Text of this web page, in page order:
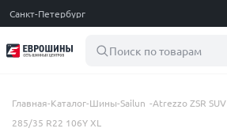
Санкт-Петербург
Поиск по товарам
Главная-Каталог-Шины-Sailun -Atrezzo ZSR SUV
285/35 R22 106Y XL